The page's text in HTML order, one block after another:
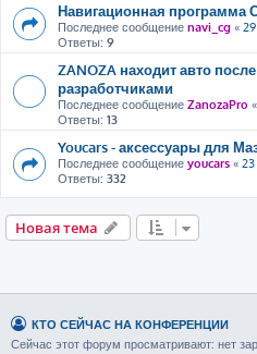
Навигационная программа
Последнее сообщение navi_cg «
Ответы: 9
ZANOZA находит авто
разработчиками
Последнее сообщение ZanozaPro «
Ответы: 13
Youcars - аксессуары для
Последнее сообщение youcars « 23
Ответы: 332
Новая тема
КТО СЕЙЧАС НА КОНФЕРЕНЦИИ
Сейчас этот форум просматривают: нет